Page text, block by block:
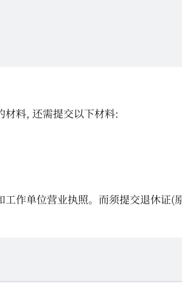
材料, 还需提交以下材料:
作单位营业执照。而须提交退休证(